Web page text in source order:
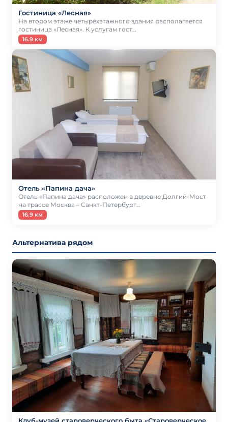
Гостиница «Лесная»
На втором этаже четырёхэтажного здания располагается
гостиница «Лесная». К услугам гост…
16.9 км
Отель «Папина дача»
Отель «Папина дача» расположен в деревне Долгий-Мост
на трассе Москва – Санкт-Петербург…
16.9 км
Альтернатива рядом